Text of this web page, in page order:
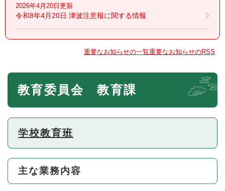
2026年4月20日更新
令和8年4月20日 津波注意報に関する情報
重要なお知らせの一覧重要なお知らせのRSS
本
教育委員会 教育課
学校教育班
主な業務内容